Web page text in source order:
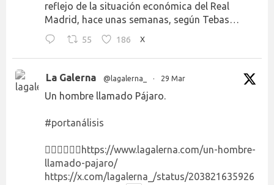
reflejo de la situación económica del Real
Madrid, hace unas semanas, según Tebas…
55 186 X
La Galerna @lagalerna_ · 29 Mar
Un hombre llamado Pájaro.
#portanálisis
👉🏻👉🏻👉🏻 https://www.lagalerna.com/un-hombre-
llamado-pajaro/
https://x.com/lagalerna_/status/203821635926